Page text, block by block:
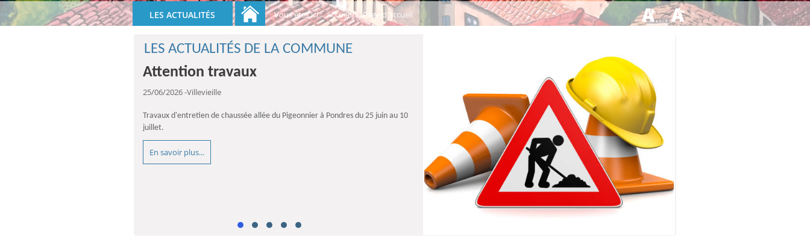
LES ACTUALITÉS Vous êtes ici : Accueil /Page d'accueil
LES ACTUALITÉS DE LA COMMUNE
Attention travaux
25/06/2026-Villevieille
Travaux d'entretien de chaussée allée du Pigeonnier à Pondres du 25 juin au 10
juillet.
En savoir plus...
Vigilance feux de forêt
Deux collectes des déchets ménagers
Horaires d’été des déchetteries
Recensement citoyen